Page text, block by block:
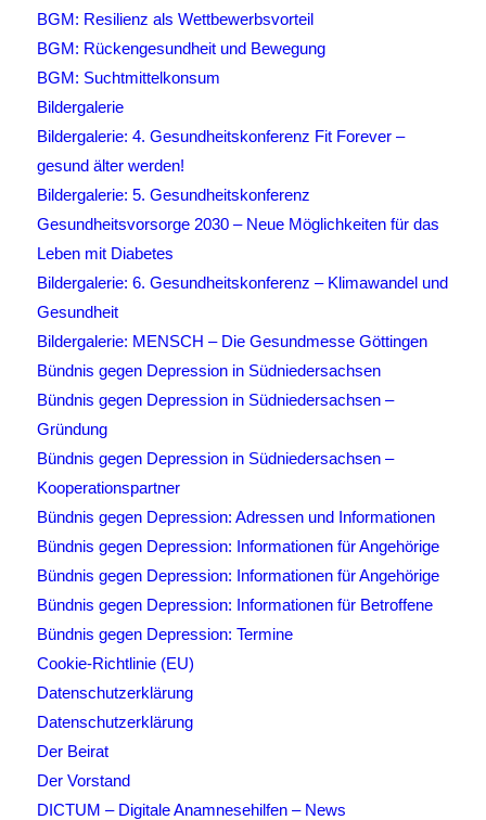
BGM: Resilienz als Wettbewerbsvorteil
BGM: Rückengesundheit und Bewegung
BGM: Suchtmittelkonsum
Bildergalerie
Bildergalerie: 4. Gesundheitskonferenz Fit Forever –
gesund älter werden!
Bildergalerie: 5. Gesundheitskonferenz
Gesundheitsvorsorge 2030 – Neue Möglichkeiten für das
Leben mit Diabetes
Bildergalerie: 6. Gesundheitskonferenz – Klimawandel und
Gesundheit
Bildergalerie: MENSCH – Die Gesundmesse Göttingen
Bündnis gegen Depression in Südniedersachsen
Bündnis gegen Depression in Südniedersachsen –
Gründung
Bündnis gegen Depression in Südniedersachsen –
Kooperationspartner
Bündnis gegen Depression: Adressen und Informationen
Bündnis gegen Depression: Informationen für Angehörige
Bündnis gegen Depression: Informationen für Angehörige
Bündnis gegen Depression: Informationen für Betroffene
Bündnis gegen Depression: Termine
Cookie-Richtlinie (EU)
Datenschutzerklärung
Datenschutzerklärung
Der Beirat
Der Vorstand
DICTUM – Digitale Anamnesehilfen – News